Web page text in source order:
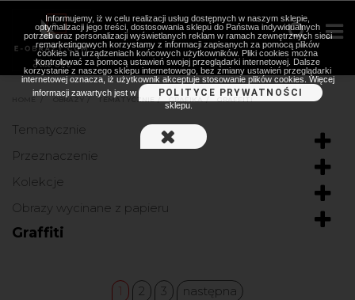
OBRAZY TEMATYCZNIE
Tematycznie
Przeznaczenie
Kolekcje
Obrazy wycinane z papieru
Graffiti
1 2 3 następna
Informujemy, iż w celu realizacji usług dostępnych w naszym sklepie,
optymalizacji jego treści, dostosowania sklepu do Państwa indywidualnych
potrzeb oraz personalizacji wyświetlanych reklam w ramach zewnętrznych sieci
remarketingowych korzystamy z informacji zapisanych za pomocą plików
cookies na urządzeniach końcowych użytkowników. Pliki cookies można
kontrolować za pomocą ustawień swojej przeglądarki internetowej. Dalsze
korzystanie z naszego sklepu internetowego, bez zmiany ustawień przeglądarki
internetowej oznacza, iż użytkownik akceptuje stosowanie plików cookies. Więcej
informacji zawartych jest w
POLITYCE PRYWATNOŚCI
sklepu.